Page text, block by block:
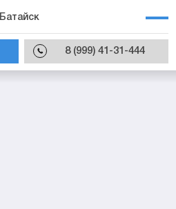
Батайск
8 (999) 41-31-444